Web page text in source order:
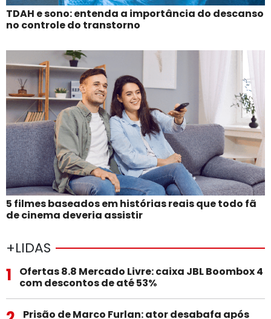
TDAH e sono: entenda a importância do descanso
no controle do transtorno
5 filmes baseados em histórias reais que todo fã
de cinema deveria assistir
+LIDAS
1
Ofertas 8.8 Mercado Livre: caixa JBL Boombox 4
com descontos de até 53%
Prisão de Marco Furlan: ator desabafa após